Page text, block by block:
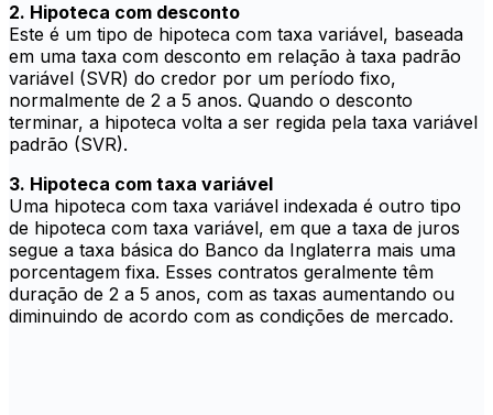
2. Hipoteca com desconto
Este é um tipo de hipoteca com taxa variável, baseada
em uma taxa com desconto em relação à taxa padrão
variável (SVR) do credor por um período fixo,
normalmente de 2 a 5 anos. Quando o desconto
terminar, a hipoteca volta a ser regida pela taxa variável
padrão (SVR).
3. Hipoteca com taxa variável
Uma hipoteca com taxa variável indexada é outro tipo
de hipoteca com taxa variável, em que a taxa de juros
segue a taxa básica do Banco da Inglaterra mais uma
porcentagem fixa. Esses contratos geralmente têm
duração de 2 a 5 anos, com as taxas aumentando ou
diminuindo de acordo com as condições de mercado.